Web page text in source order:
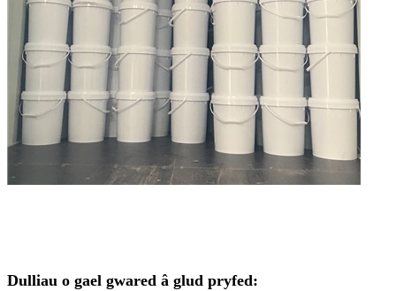
Dulliau o gael gwared â glud pryfed: